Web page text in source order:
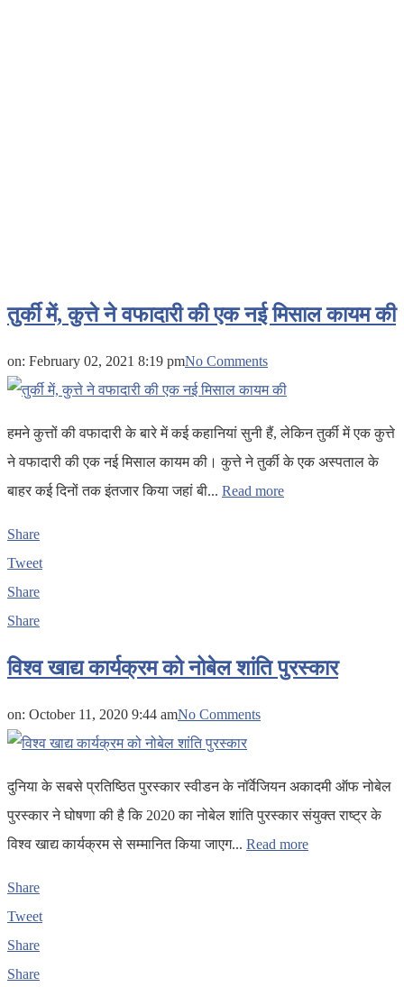
तुर्की में, कुत्ते ने वफादारी की एक नई मिसाल कायम की
on: February 02, 2021 8:19 pmNo Comments
हमने कुत्तों की वफादारी के बारे में कई कहानियां सुनी हैं, लेकिन तुर्की में एक कुत्ते
ने वफादारी की एक नई मिसाल कायम की। कुत्ते ने तुर्की के एक अस्पताल के
बाहर कई दिनों तक इंतजार किया जहां बी... Read more
Share
Tweet
Share
Share
विश्व खाद्य कार्यक्रम को नोबेल शांति पुरस्कार
on: October 11, 2020 9:44 amNo Comments
दुनिया के सबसे प्रतिष्ठित पुरस्कार स्वीडन के नॉर्वेजियन अकादमी ऑफ नोबेल
पुरस्कार ने घोषणा की है कि 2020 का नोबेल शांति पुरस्कार संयुक्त राष्ट्र के
विश्व खाद्य कार्यक्रम से सम्मानित किया जाएग... Read more
Share
Tweet
Share
Share